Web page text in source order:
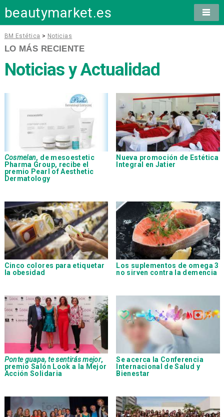
beautymarket.es
BM Estética > Noticias
LO MÁS RECIENTE
Noticias y Actualidad
Cosmelan, de mesoestetic
Pharma Group, recibe el
premio Pearl of Aesthetic
Dermatology
Nueva promoción de Estética
Integral en Jatier
Cinco colores para etiquetar
la obesidad
Los suplementos de omega 3
no sirven contra la demencia
Ponte guapa, te sentirás mejor,
premio Salón Look a la Mejor
Acción Solidaria
Se acerca la Conferencia
Internacional de Salud y
Bienestar